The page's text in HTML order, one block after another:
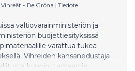
Vihreät - De Gröna | Tiedote
valtiovarainministeriön ja
budjettiesityksissä
varattua tukea
Vihreiden kansanedustaja
kunnioittamaan ja